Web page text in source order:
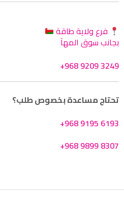
فرع ولاية طاقة
بجانب سوق المهآ
+968 9209 3249
تحتاج مساعدة بخصوص طلب؟
+968 9195 6193
+968 9899 8307